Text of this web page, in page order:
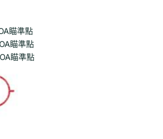
瞄準點
瞄準點
瞄準點